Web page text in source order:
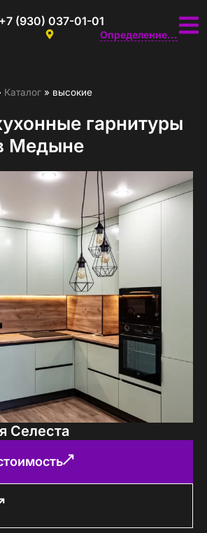
+7 (930) 037-01-01
Определение...
Каталог » высокие
гарнитуры
Медыне
Селеста